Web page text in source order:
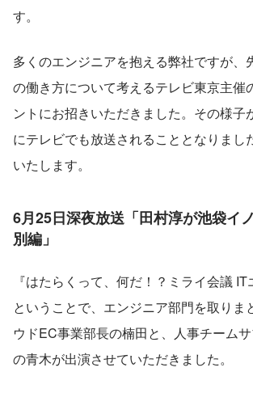
す。
多くのエンジニアを抱える弊社ですが、
の働き方について考えるテレビ東京主催
ントにお招きいただきました。その様子
にテレビでも放送されることとなりまし
いたします。
6月25日深夜放送「田村淳が池袋イ
別編」
『はたらくって、何だ！？ミライ会議 IT
ということで、エンジニア部門を取りま
ウドEC事業部長の楠田と、人事チーム
の青木が出演させていただきました。